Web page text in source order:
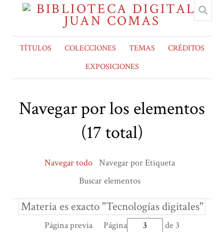
TÍTULOS COLECCIONES TEMAS
CRÉDITOS
EXPOSICIONES
Navegar por los elementos
(17 total)
Navegar todo Navegar por Etiqueta
Buscar elementos
Materia es exacto "Tecnologías digitales"
Página previa Página
de 3